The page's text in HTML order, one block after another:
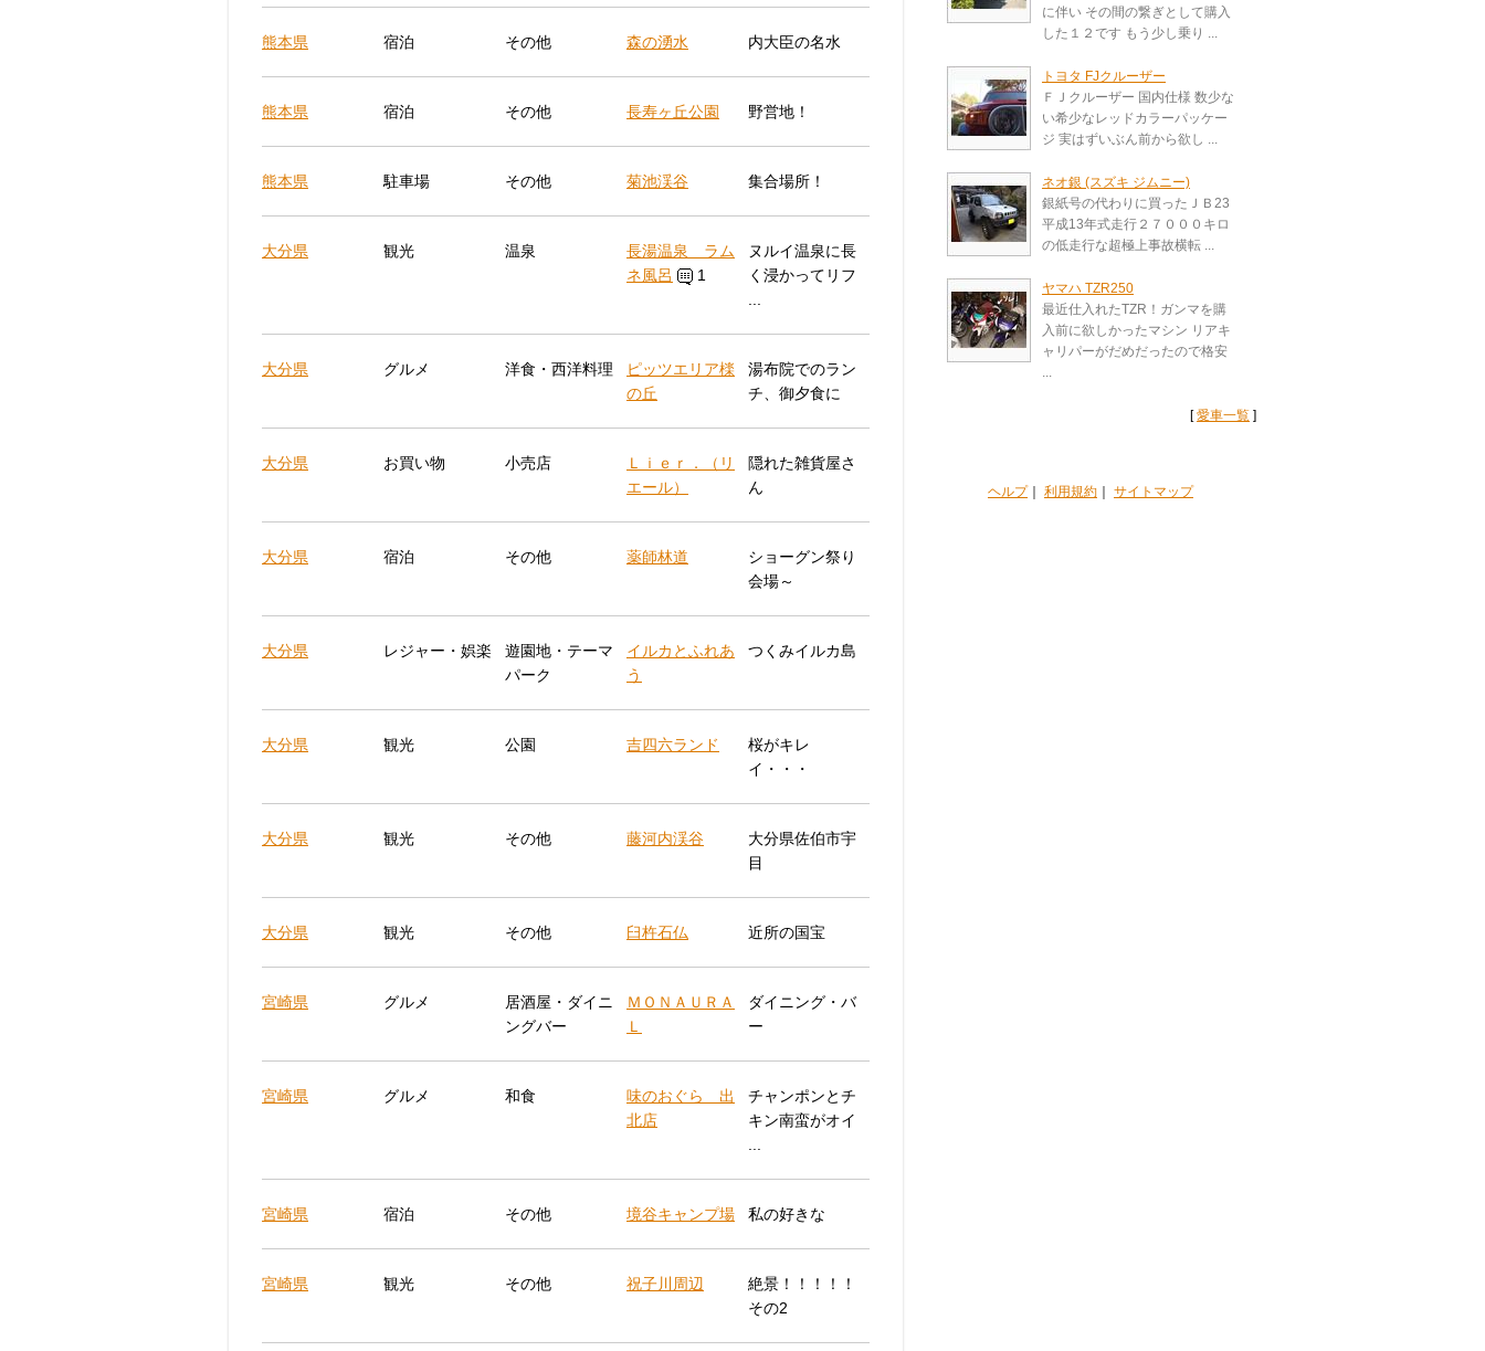
熊本県 宿泊 その他 森の湧水 内大臣の名水
熊本県 宿泊 その他 長寿ヶ丘公園 野営地！
熊本県 駐車場 その他 菊池渓谷 集合場所！
大分県 観光 温泉
長湯温泉 ラム
ネ風呂
1
ヌルイ温泉に長
く浸かってリフ
大分県 グルメ 洋食・西洋料理
ピッツエリア檪
の丘
湯布院でのラン
チ、御夕食に
大分県 お買い物 小売店
Ｌｉｅｒ．（リ
エール）
隠れた雑貨屋さ
ん
大分県 宿泊 その他 薬師林道
ショーグン祭り
会場～
大分県 レジャー・娯楽
遊園地・テーマ
パーク
イルカとふれあ
う
つくみイルカ島
大分県 観光 公園 吉四六ランド
桜がキレ
イ・・・
大分県 観光 その他 藤河内渓谷
大分県佐伯市宇
目
大分県 観光 その他 臼杵石仏 近所の国宝
宮崎県 グルメ
居酒屋・ダイニ
ングバー
ＭＯＮＡＵＲＡ
Ｌ
ダイニング・バ
ー
宮崎県 グルメ 和食
味のおぐら 出
北店
チャンポンとチ
キン南蛮がオイ
宮崎県 宿泊 その他 境谷キャンプ場 私の好きな
宮崎県 観光 その他 祝子川周辺
絶景！！！！！
その2
に伴い その間の繋ぎとして購入
した１２です もう少し乗り ...
トヨタ FJクルーザー
ＦＪクルーザー 国内仕様 数少な
い希少なレッドカラーパッケー
ジ 実はずいぶん前から欲し ...
ネオ銀 (スズキ ジムニー)
銀紙号の代わりに買ったＪＢ23
平成13年式走行２７０００キロ
の低走行な超極上事故横転 ...
ヤマハ TZR250
最近仕入れたTZR！ガンマを購
入前に欲しかったマシン リアキ
ャリパーがだめだったので格安
...
[愛車一覧 ]
ヘルプ｜ 利用規約 サイトマップ